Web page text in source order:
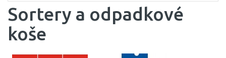
Sortery a odpadkové
koše